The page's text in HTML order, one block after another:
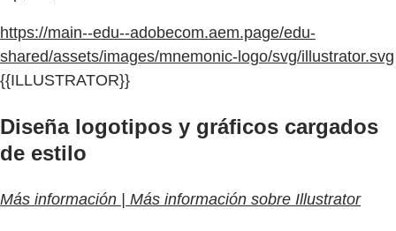
https://main--edu--adobecom.aem.page/edu-
shared/assets/images/mnemonic-logo/svg/illustrator.svg
{{ILLUSTRATOR}}
Diseña logotipos y gráficos cargados
de estilo
Más información | Más información sobre Illustrator